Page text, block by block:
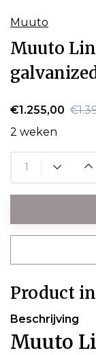
Muuto
Muuto
€1.255,00
2 weken
Product
Beschrijving
Muuto